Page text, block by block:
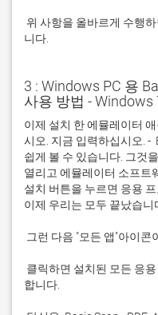
니다.
3 : Windows PC 용
사용 방법 - Windows
이제 설치 한 에뮬레이터
시오. 지금 입력하십시오. -
쉽게 볼 수 있습니다. 그것
열리고 에뮬레이터 소프트
설치 버튼을 누르면 응용